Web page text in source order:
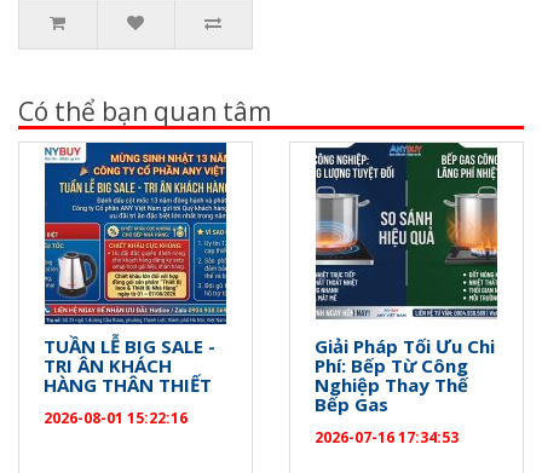
Có thể bạn quan tâm
TUẦN LỄ BIG SALE -
TRI ÂN KHÁCH
HÀNG THÂN THIẾT
2026-08-01 15:22:16
Giải Pháp Tối Ưu Chi
Phí: Bếp Từ Công
Nghiệp Thay Thế
Bếp Gas
2026-07-16 17:34:53